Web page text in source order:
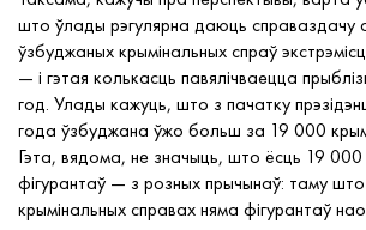
што ўлады рэгулярна даюць справаздачу
ўзбуджаных крымінальных спраў
— і гэтая колькасць павялічваецца
год. Улады кажуць, што з пачатку
года ўзбуджана ўжо больш за 19 000
Гэта, вядома, не значыць, што ёсць 19 000
фігурантаў — з розных прычынаў: таму што
крымінальных справах няма фігурантаў